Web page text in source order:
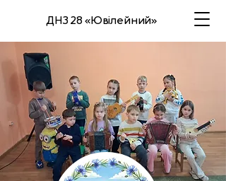
ДНЗ 28 «Ювілейний»